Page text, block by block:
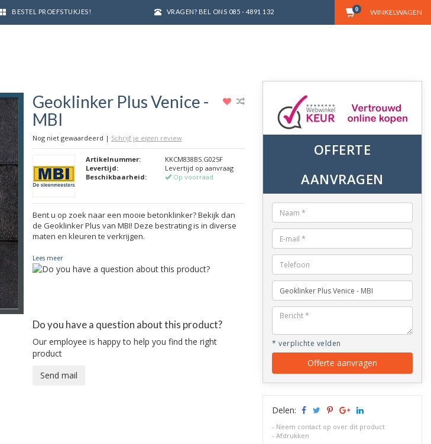
BESTEL PROEFSTUKJES! VRAGEN? BEL ONS 085 - 4891 132 WINKELWAGEN
0
Geoklinker Plus Venice -
MBI
Nog niet gewaardeerd | Schrijf je eigen review
Artikelnummer:
KKCM838BS.G025F
Levertijd:
Levertijd op aanvraag
Beschikbaarheid:
Op voorraad
Bent u op zoek naar een mooie betonklinker? Bekijk dan
de Geoklinker Plus van MBI! Deze bestrating is in diverse
maten en kleuren te verkrijgen.
Lees meer
Do you have a question about this product?
Our employee is happy to help you find the right
product
Send mail
OFFERTE
AANVRAGEN
* verplichte velden
Offerte aanvragen
Delen:
- Neem contact op over dit product
-Afdrukken